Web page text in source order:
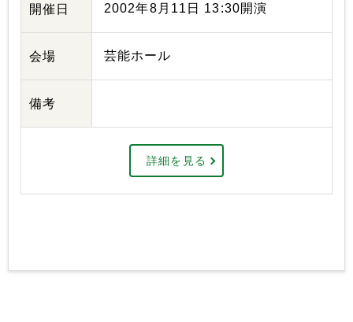
開催日 2002年8月11日 13:30開演
会場 芸能ホール
備考
詳細を見る